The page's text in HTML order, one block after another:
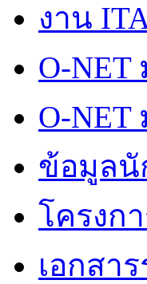
งาน
O-NET
O-NET
ข้อมูลนั
โครงก
เอกสา